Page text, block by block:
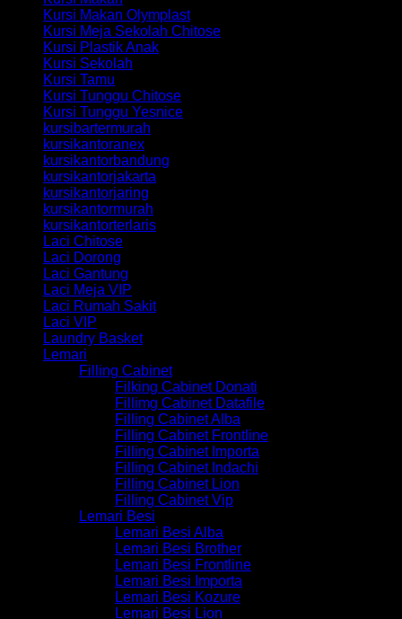
Kursi Makan Olymplast
Kursi Meja Sekolah Chitose
Kursi Plastik Anak
Kursi Sekolah
Kursi Tamu
Kursi Tunggu Chitose
Kursi Tunggu Yesnice
kursibartermurah
kursikantoranex
kursikantorbandung
kursikantorjakarta
kursikantorjaring
kursikantormurah
kursikantorterlaris
Laci Chitose
Laci Dorong
Laci Gantung
Laci Meja VIP
Laci Rumah Sakit
Laci VIP
Laundry Basket
Lemari
Filling Cabinet
Filking Cabinet Donati
Fillimg Cabinet Datafile
Filling Cabinet Alba
Filling Cabinet Frontline
Filling Cabinet Importa
Filling Cabinet Indachi
Filling Cabinet Lion
Filling Cabinet Vip
Lemari Besi
Lemari Besi Alba
Lemari Besi Brother
Lemari Besi Frontline
Lemari Besi Importa
Lemari Besi Kozure
Lemari Besi Lion